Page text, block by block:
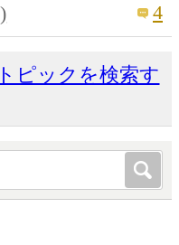
4
ピックを検索す